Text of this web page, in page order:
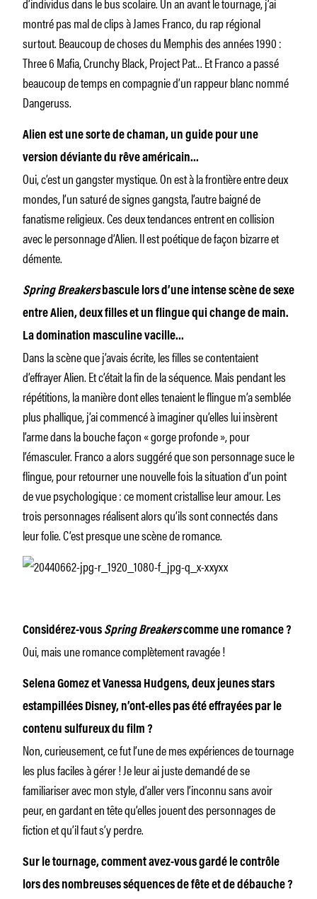
montré pas mal de clips à James Franco, du rap régional
surtout. Beaucoup de choses du Memphis des années 1990 :
Three 6 Mafia, Crunchy Black, Project Pat… Et Franco a passé
beaucoup de temps en compagnie d’un rappeur blanc nommé
Dangeruss.
Alien est une sorte de chaman, un guide pour une
version déviante du rêve américain…
Oui, c’est un gangster mystique. On est à la frontière entre deux
mondes, l’un saturé de signes gangsta, l’autre baigné de
fanatisme religieux. Ces deux tendances entrent en collision
avec le personnage d’Alien. Il est poétique de façon bizarre et
démente.
Spring Breakersbascule lors d’une intense scène de sexe
entre Alien, deux filles et un flingue qui change de main.
La domination masculine vacille…
Dans la scène que j’avais écrite, les filles se contentaient
d’effrayer Alien. Et c’était la fin de la séquence. Mais pendant les
répétitions, la manière dont elles tenaient le flingue m’a semblée
plus phallique, j’ai commencé à imaginer qu’elles lui insèrent
l’arme dans la bouche façon « gorge profonde », pour
l’émasculer. Franco a alors suggéré que son personnage suce le
flingue, pour retourner une nouvelle fois la situation d’un point
de vue psychologique : ce moment cristallise leur amour. Les
trois personnages réalisent alors qu’ils sont connectés dans
leur folie. C’est presque une scène de romance.
Considérez-vous Spring Breakerscomme une romance ?
Oui, mais une romance complètement ravagée !
Selena Gomez et Vanessa Hudgens, deux jeunes stars
estampillées Disney, n’ont-elles pas été effrayées par le
contenu sulfureux du film ?
Non, curieusement, ce fut l’une de mes expériences de tournage
les plus faciles à gérer ! Je leur ai juste demandé de se
familiariser avec mon style, d’aller vers l’inconnu sans avoir
peur, en gardant en tête qu’elles jouent des personnages de
fiction et qu’il faut s’y perdre.
Sur le tournage, comment avez-vous gardé le contrôle
lors des nombreuses séquences de fête et de débauche ?